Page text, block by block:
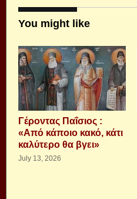
You might like
Γέροντας Παΐσιος :
«Από κάποιο κακό, κάτι
καλύτερο θα βγει»
July 13, 2026